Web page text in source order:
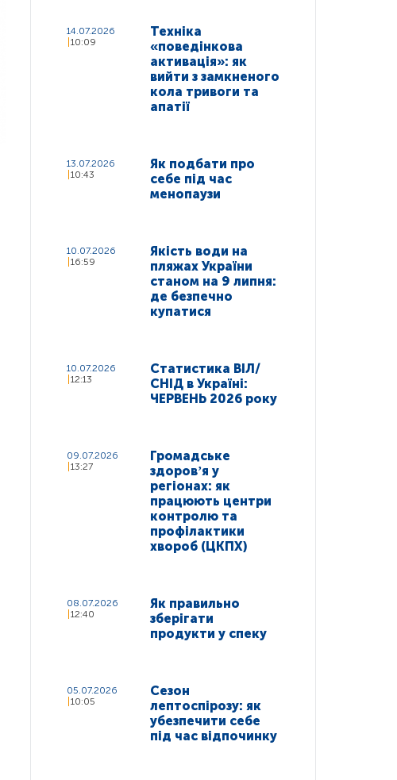
14.07.2026
10:09
Техніка
«поведінкова
активація»: як
вийти з замкненого
кола тривоги та
апатії
13.07.2026
10:43
Як подбати про
себе під час
менопаузи
10.07.2026
16:59
Якість води на
пляжах України
станом на 9 липня:
де безпечно
купатися
10.07.2026
12:13
Статистика ВІЛ/
СНІД в Україні:
ЧЕРВЕНЬ 2026 року
09.07.2026
13:27
Громадське
здоровʼя у
регіонах: як
працюють центри
контролю та
профілактики
хвороб (ЦКПХ)
08.07.2026
12:40
Як правильно
зберігати
продукти у спеку
05.07.2026
10:05
Сезон
лептоспірозу: як
убезпечити себе
під час відпочинку